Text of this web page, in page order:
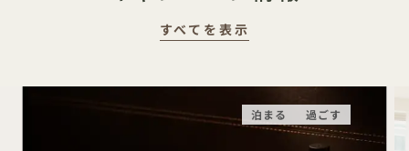
すべてを表示
泊まる 過ごす